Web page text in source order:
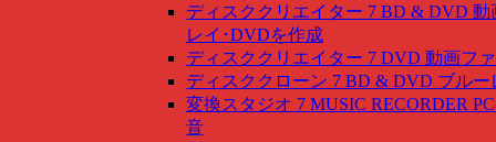
ディスククリエイター 7 BD & DVD 動
レイ･DVDを作成
ディスククリエイター 7 DVD 動画フ
ディスククローン 7 BD & DVD ブルー
変換スタジオ 7 MUSIC RECORDER
音